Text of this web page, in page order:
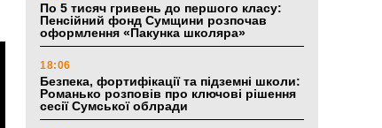
По 5 тисяч гривень до першого класу:
Пенсійний фонд Сумщини розпочав
оформлення «Пакунка школяра»
18:06
Безпека, фортифікації та підземні школи:
Романько розповів про ключові рішення
сесії Сумської облради